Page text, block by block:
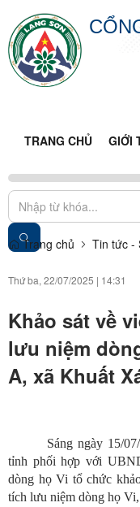
TRANG CHỦ GIỚI
Trang chủ Tin tức -
Thứ ba, 22/07/2025 | 14:31
Khảo sát về
lưu niệm
A, xã Khuất
Sáng ngày 15/
tỉnh phối hợp với
dòng họ Vi tổ chức
tích lưu niệm dòng họ